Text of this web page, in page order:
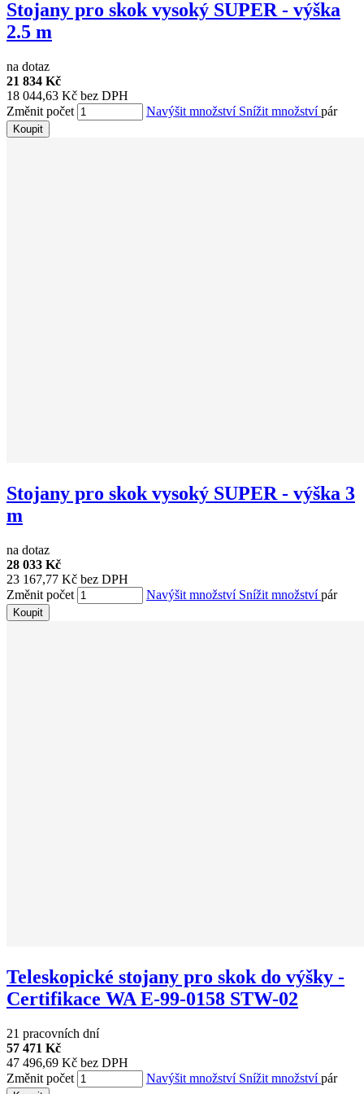
Stojany pro skok vysoký SUPER - výška
2.5 m
na dotaz
21 834 Kč
18 044,63 Kč bez DPH
Změnit počet
Navýšit množství Snížit množstvípár
Koupit
Stojany pro skok vysoký SUPER - výška 3
m
na dotaz
28 033 Kč
23 167,77 Kč bez DPH
Změnit počet
Navýšit množství Snížit množstvípár
Koupit
Teleskopické stojany pro skok do výšky -
Certifikace WA E-99-0158 STW-02
21 pracovních dní
57 471 Kč
47 496,69 Kč bez DPH
Změnit počet
Navýšit množství Snížit množstvípár